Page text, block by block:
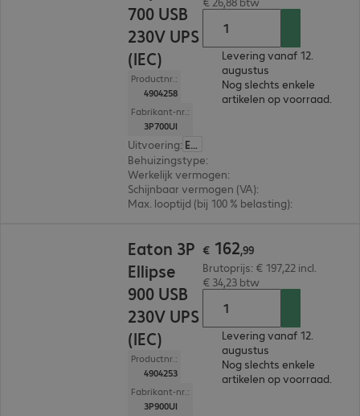
700 USB
230V UPS
(IEC)
Productnr.:
4904258
Fabrikant-nr.:
3P700UI
Uitvoering: Europa
Behuizingstype:
Werkelijk vermogen:
Schijnbaar vermogen (VA):
Max. looptijd (bij 100 % belasting):
Levering vanaf 12.
augustus
Nog slechts enkele
artikelen op voorraad.
Eaton 3P
Ellipse
900 USB
230V UPS
(IEC)
Productnr.:
4904253
Fabrikant-nr.:
3P900UI
€ 162,99
Brutoprijs: € 197,22 incl.
€ 34,23 btw
Levering vanaf 12.
augustus
Nog slechts enkele
artikelen op voorraad.